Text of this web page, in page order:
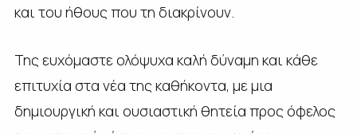
και του ήθους που τη διακρίνουν.
Της ευχόμαστε ολόψυχα καλή δύναμη και κάθε
επιτυχία στα νέα της καθήκοντα, με μια
δημιουργική και ουσιαστική θητεία προς όφελος